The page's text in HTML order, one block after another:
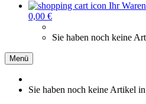
Ihr
0,00 €
Sie haben noch keine
Menü
Sie haben noch keine Artikel